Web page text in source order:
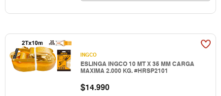
INGCO
ESLINGA INGCO 10 MT X 35 MM CARGA
MAXIMA 2.000 KG. #HRSP2101
$14.990